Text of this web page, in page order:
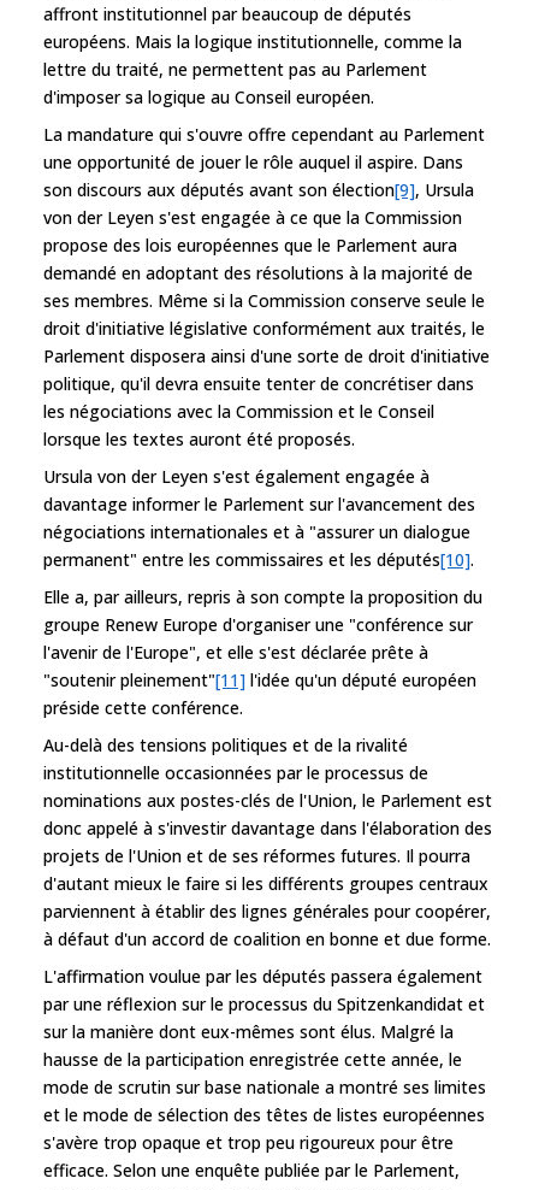
affront institutionnel par beaucoup de députés
européens. Mais la logique institutionnelle, comme la
lettre du traité, ne permettent pas au Parlement
d'imposer sa logique au Conseil européen.
La mandature qui s'ouvre offre cependant au Parlement
une opportunité de jouer le rôle auquel il aspire. Dans
son discours aux députés avant son élection[9], Ursula
von der Leyen s'est engagée à ce que la Commission
propose des lois européennes que le Parlement aura
demandé en adoptant des résolutions à la majorité de
ses membres. Même si la Commission conserve seule le
droit d'initiative législative conformément aux traités, le
Parlement disposera ainsi d'une sorte de droit d'initiative
politique, qu'il devra ensuite tenter de concrétiser dans
les négociations avec la Commission et le Conseil
lorsque les textes auront été proposés.
Ursula von der Leyen s'est également engagée à
davantage informer le Parlement sur l'avancement des
négociations internationales et à "assurer un dialogue
permanent" entre les commissaires et les députés[10].
Elle a, par ailleurs, repris à son compte la proposition du
groupe Renew Europe d'organiser une "conférence sur
l'avenir de l'Europe", et elle s'est déclarée prête à
"soutenir pleinement"[11] l'idée qu'un député européen
préside cette conférence.
Au-delà des tensions politiques et de la rivalité
institutionnelle occasionnées par le processus de
nominations aux postes-clés de l'Union, le Parlement est
donc appelé à s'investir davantage dans l'élaboration des
projets de l'Union et de ses réformes futures. Il pourra
d'autant mieux le faire si les différents groupes centraux
parviennent à établir des lignes générales pour coopérer,
à défaut d'un accord de coalition en bonne et due forme.
L'affirmation voulue par les députés passera également
par une réflexion sur le processus du Spitzenkandidat et
sur la manière dont eux-mêmes sont élus. Malgré la
hausse de la participation enregistrée cette année, le
mode de scrutin sur base nationale a montré ses limites
et le mode de sélection des têtes de listes européennes
s'avère trop opaque et trop peu rigoureux pour être
efficace. Selon une enquête publiée par le Parlement,